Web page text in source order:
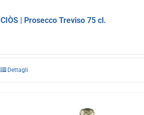
CIÒS | Prosecco Treviso 75 cl.
Dettagli